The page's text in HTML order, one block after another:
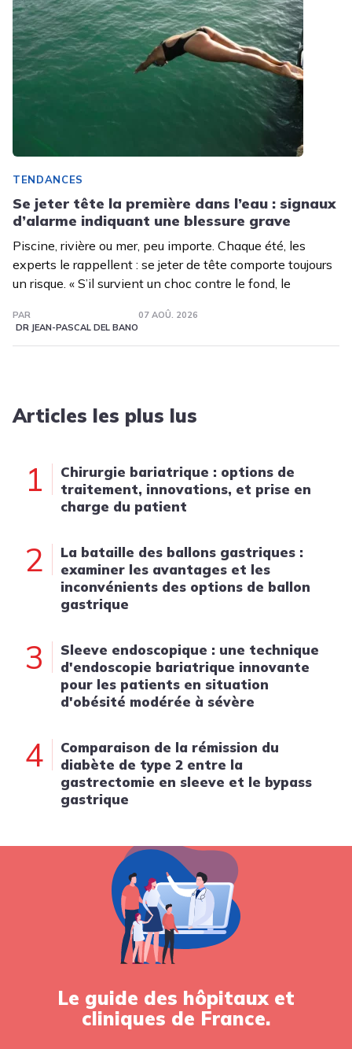
TENDANCES
Se jeter tête la première dans l’eau : signaux
d’alarme indiquant une blessure grave
Piscine, rivière ou mer, peu importe. Chaque été, les
experts le rappellent : se jeter de tête comporte toujours
un risque. « S’il survient un choc contre le fond, le
PAR
DR JEAN-PASCAL DEL BANO
07 AOÛ. 2026
Articles les plus lus
1
Chirurgie bariatrique : options de
traitement, innovations, et prise en
charge du patient
2
La bataille des ballons gastriques :
examiner les avantages et les
inconvénients des options de ballon
gastrique
3
Sleeve endoscopique : une technique
d'endoscopie bariatrique innovante
pour les patients en situation
d'obésité modérée à sévère
4
Comparaison de la rémission du
diabète de type 2 entre la
gastrectomie en sleeve et le bypass
gastrique
Le guide des hôpitaux et
cliniques de France.